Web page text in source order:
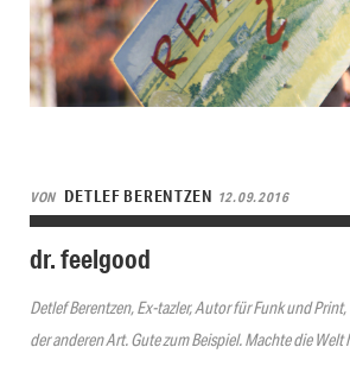
VON DETLEF BERENTZEN 12.09.2016
dr. feelgood
Detlef Berentzen, Ex-tazler, Autor für Funk und Print,
der anderen Art. Gute zum Beispiel. Machte die Welt